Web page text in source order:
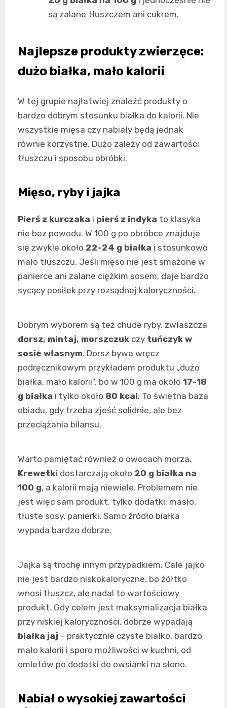
są zalane tłuszczem ani cukrem.
Najlepsze produkty zwierzęce:
dużo białka, mało kalorii
W tej grupie najłatwiej znaleźć produkty o
bardzo dobrym stosunku białka do kalorii. Nie
wszystkie mięsa czy nabiały będą jednak
równie korzystne. Dużo zależy od zawartości
tłuszczu i sposobu obróbki.
Mięso, ryby i jajka
Pierś z kurczaka i pierś z indyka to klasyka
nie bez powodu. W 100 g po obróbce znajduje
się zwykle około 22-24 g białka i stosunkowo
mało tłuszczu. Jeśli mięso nie jest smażone w
panierce ani zalane ciężkim sosem, daje bardzo
sycący posiłek przy rozsądnej kaloryczności.
Dobrym wyborem są też chude ryby, zwłaszcza
dorsz, mintaj, morszczuk czy tuńczyk w
sosie własnym. Dorsz bywa wręcz
podręcznikowym przykładem produktu „dużo
białka, mało kalorii”, bo w 100 g ma około 17-18
g białka i tylko około 80 kcal. To świetna baza
obiadu, gdy trzeba zjeść solidnie, ale bez
przeciążania bilansu.
Warto pamiętać również o owocach morza.
Krewetki dostarczają około 20 g białka na
100 g, a kalorii mają niewiele. Problemem nie
jest więc sam produkt, tylko dodatki: masło,
tłuste sosy, panierki. Samo źródło białka
wypada bardzo dobrze.
Jajka są trochę innym przypadkiem. Całe jajko
nie jest bardzo niskokaloryczne, bo żółtko
wnosi tłuszcz, ale nadal to wartościowy
produkt. Gdy celem jest maksymalizacja białka
przy niskiej kaloryczności, dobrze wypadają
białka jaj – praktycznie czyste białko, bardzo
mało kalorii i sporo możliwości w kuchni, od
omletów po dodatki do owsianki na słono.
Nabiał o wysokiej zawartości